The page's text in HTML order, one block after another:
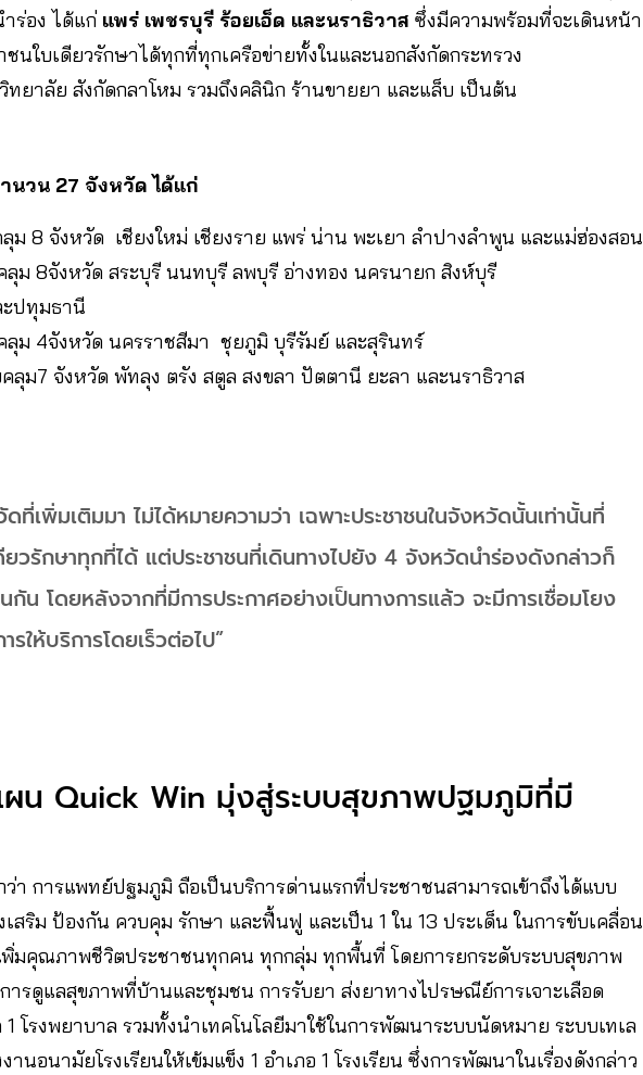
ร่อง ได้แก่ แพร่ เพชรบุรี ร้อยเอ็ด และนราธิวาส ซึ่งมีความพร้อมที่จะเดินหน้า
นใบเดียวรักษาได้ทุกที่ทุกเครือข่ายทั้งในและนอกสังกัดกระทรวง
ยาลัย สังกัดกลาโหม รวมถึงคลินิก ร้านขายยา และแล็บ เป็นต้น
นวน 27 จังหวัด ได้แก่
ม 8 จังหวัด เชียงใหม่ เชียงราย แพร่ น่าน พะเยา ลำปางลำพูน และแม่ฮ่องสอน
ลุม 8จังหวัด สระบุรี นนทบุรี ลพบุรี อ่างทอง นครนายก สิงห์บุรี
ปทุมธานี
ลุม 4จังหวัด นครราชสีมา ชุยภูมิ บุรีรัมย์ และสุรินทร์
ลุม7 จังหวัด พัทลุง ตรัง สตูล สงขลา ปัตตานี ยะลา และนราธิวาส
ที่เพิ่มเติมมา ไม่ได้หมายความว่า เฉพาะประชาชนในจังหวัดนั้นเท่านั้นที่
ยวรักษาทุกที่ได้ แต่ประชาชนที่เดินทางไปยัง 4 จังหวัดนำร่องดังกล่าวก็
กัน โดยหลังจากที่มีการประกาศอย่างเป็นทางการแล้ว จะมีการเชื่อมโยง
รให้บริการโดยเร็วต่อไป”
ผน Quick Win มุ่งสู่ระบบสุขภาพปฐมภูมิที่มี
ว่า การแพทย์ปฐมภูมิ ถือเป็นบริการด่านแรกที่ประชาชนสามารถเข้าถึงได้แบบ
สริม ป้องกัน ควบคุม รักษา และฟื้นฟู และเป็น 1 ใน 13 ประเด็น ในการขับเคลื่อน
มคุณภาพชีวิตประชาชนทุกคน ทุกกลุ่ม ทุกพื้นที่ โดยการยกระดับระบบสุขภาพ
รดูแลสุขภาพที่บ้านและชุมชน การรับยา ส่งยาทางไปรษณีย์การเจาะเลือด
โรงพยาบาล รวมทั้งนำเทคโนโลยีมาใช้ในการพัฒนาระบบนัดหมาย ระบบเทเล
านอนามัยโรงเรียนให้เข้มแข็ง 1 อำเภอ 1 โรงเรียน ซึ่งการพัฒนาในเรื่องดังกล่าว